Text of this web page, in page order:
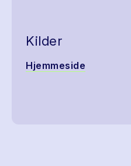
Kilder
Hjemmeside